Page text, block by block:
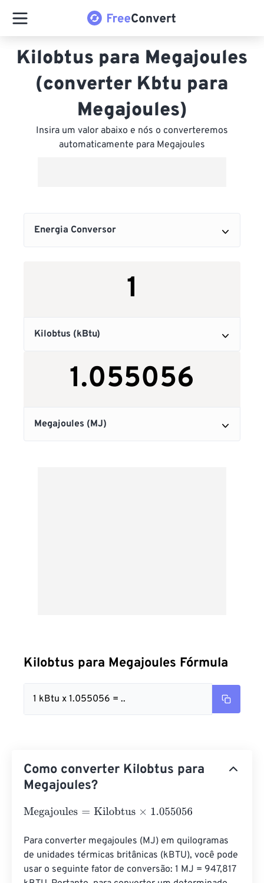
Kilobtus para Megajoules
(converter Kbtu para
Megajoules)
Insira um valor abaixo e nós o converteremos
automaticamente para Megajoules
Kilobtus para Megajoules Fórmula
1 kBtu x 1.055056 = ..
Como converter Kilobtus para
Megajoules?
Megajoules= Kilobtus×1.055056
Para converter megajoules (MJ) em quilogramas
de unidades térmicas britânicas (kBTU), você pode
usar o seguinte fator de conversão: 1 MJ = 947,817